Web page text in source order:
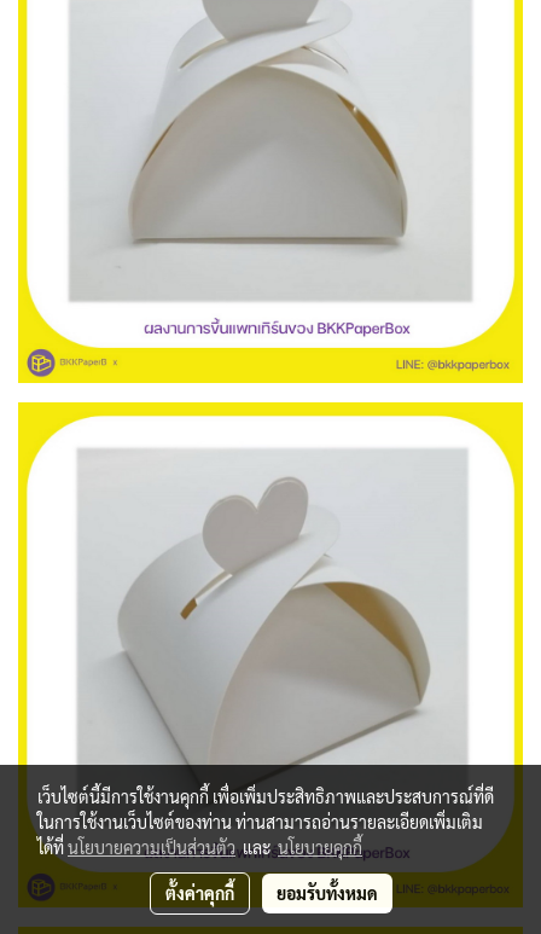
เว็บไซต์นี้มีการใช้งานคุกกี้ เพื่อเพิ่มประสิทธิภาพและประสบการณ์ที่ดี
ในการใช้งานเว็บไซต์ของท่าน ท่านสามารถอ่านรายละเอียดเพิ่มเติม
ได้ที่นโยบายความเป็นส่วนตัวและนโยบายคุกกี้
ตั้งค่าคุกกี้ ยอมรับทั้งหมด